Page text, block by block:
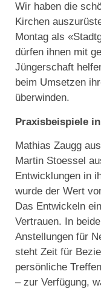
Wir haben die
Kirchen
Montag als
dürfen ihnen mit
Jüngerschaft
beim Umsetzen
überwinden.
Praxisbeispiele
Mathias Zaugg
Martin Stoessel
Entwicklungen in
wurde der Wert
Das Entwickeln
Vertrauen. In
Anstellungen für
steht Zeit für
persönliche
– zur Verfügung,